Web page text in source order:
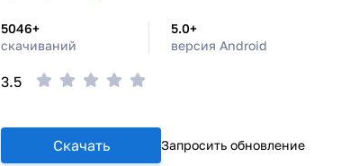
5046+
скачиваний
5.0+
версия Android
3.5
Скачать Запросить обновление